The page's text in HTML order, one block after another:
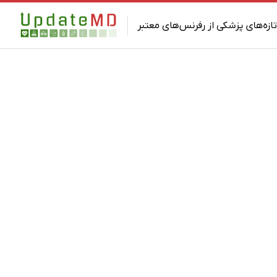
تازه‌های پزشکی از رفرنس‌های معتبر